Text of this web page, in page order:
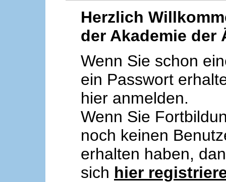
Herzlich
der Akademie der
Wenn Sie schon
ein Passwort
hier anmelden.
Wenn Sie
noch keinen
erhalten haben,
sich hier